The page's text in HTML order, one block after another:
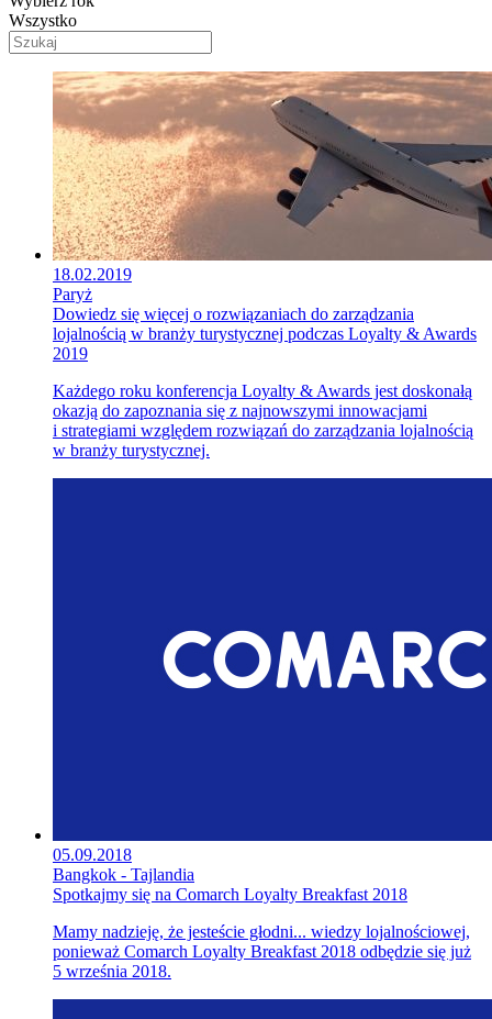
Wszystko
18.02.2019
Paryż
Dowiedz się więcej o rozwiązaniach do zarządzania
lojalnością w branży turystycznej podczas Loyalty & Awards
2019
Każdego roku konferencja Loyalty & Awards jest doskonałą
okazją do zapoznania się z najnowszymi innowacjami
i strategiami względem rozwiązań do zarządzania lojalnością
w branży turystycznej.
05.09.2018
Bangkok - Tajlandia
Spotkajmy się na Comarch Loyalty Breakfast 2018
Mamy nadzieję, że jesteście głodni... wiedzy lojalnościowej,
ponieważ Comarch Loyalty Breakfast 2018 odbędzie się już
5 września 2018.